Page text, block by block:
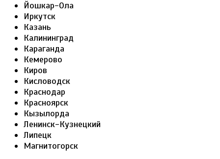
Йошкар-Ола
Иркутск
Казань
Калининград
Караганда
Кемерово
Киров
Кисловодск
Краснодар
Красноярск
Кызылорда
Ленинск-Кузнецкий
Липецк
Магнитогорск